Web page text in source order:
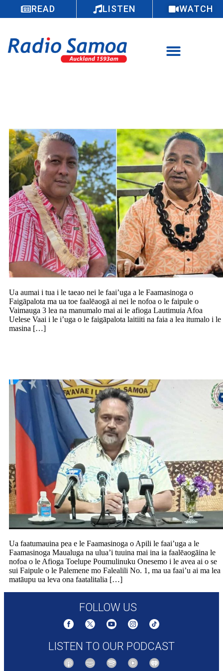
READ LISTEN WATCH
Ua aumai i tua i le taeao nei le faai’uga a le Faamasinoga o
Faigāpalota ma ua toe faalēaogā ai nei le nofoa o le faipule o
Vaimauga 3 lea na manumalo mai ai le afioga Lautimuia Afoa
Uelese Vaai i le i’uga o le faigāpalota laitiiti na faia a lea itumalo i le
masina […]
Ua faatumauina pea e le Faamasinoga o Apili le faai’uga a le
Faamasinoga Maualuga na ulua’i tuuina mai ina ia faalēaogāina le
nofoa o le Afioga Toelupe Poumulinuku Onesemo i le avea ai o se
sui Faipule o le Palemene mo Falealili No. 1, ma ua faai’u ai ma lea
matāupu ua leva ona faatalitalia […]
FOLLOW US
LISTEN TO OUR PODCAST